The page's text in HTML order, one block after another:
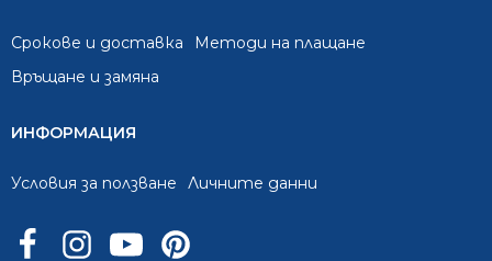
Срокове и доставка
Методи на плащане
Връщане и замяна
ИНФОРМАЦИЯ
Условия за ползване Личните данни